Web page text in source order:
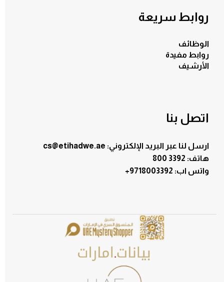
روابط سريعة
الوظائف
روابط مفيدة
الأرشيف
اتصل بنا
ارسل لنا عبر البريد الإلكتروني: cs@etihadwe.ae
هاتف: 3392 800
+9718003392 :واتس اب